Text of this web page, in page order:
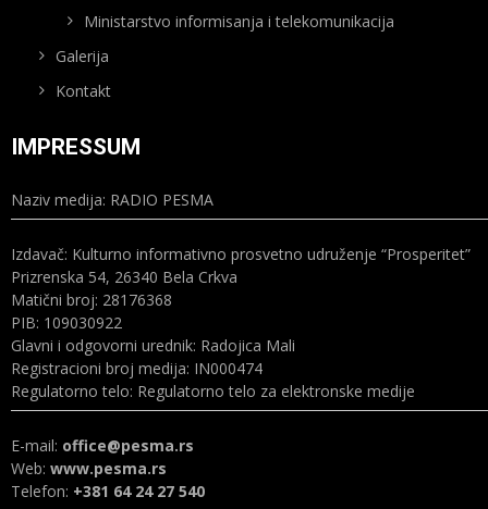
Ministarstvo informisanja i telekomunikacija
Galerija
Kontakt
IMPRESSUM
Naziv medija: RADIO PESMA
Izdavač: Kulturno informativno prosvetno udruženje “Prosperitet”
Prizrenska 54, 26340 Bela Crkva
Matični broj: 28176368
PIB: 109030922
Glavni i odgovorni urednik: Radojica Mali
Registracioni broj medija: IN000474
Regulatorno telo: Regulatorno telo za elektronske medije
E-mail: office@pesma.rs
Web:www.pesma.rs
Telefon: +381 64 24 27 540